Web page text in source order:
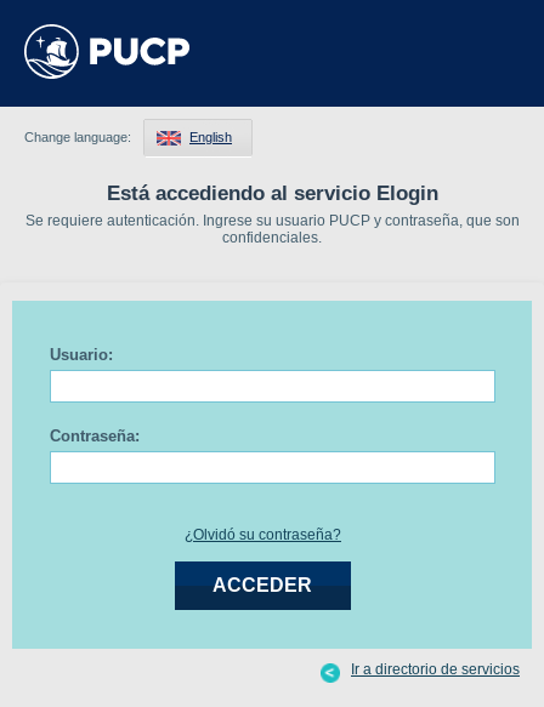
Está accediendo al servicio Elogin
Se requiere autenticación. Ingrese su usuario PUCP y contraseña, que son
confidenciales.
Change language: English
Usuario:
Contraseña:
¿Olvidó su contraseña?
Ir a directorio de servicios